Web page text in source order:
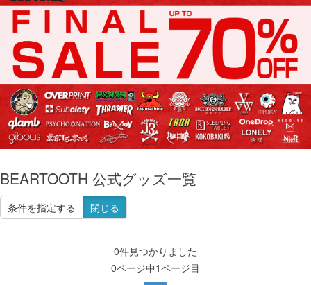
BEARTOOTH 公式グッズ一覧
条件を指定する 閉じる
0件見つかりました
0ページ中1ページ目